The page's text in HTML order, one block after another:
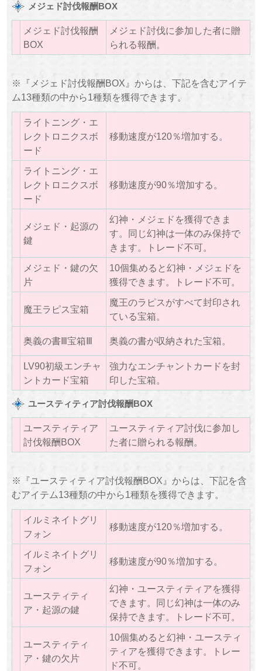
メジェド討伐報酬BOX
メジェド討伐報酬
BOX
メジェド討伐に参加した者に贈
られる報酬。
※『メジェド討伐報酬BOX』からは、下記を含むアイテ
ム13種類の中から1種類を獲得できます。
ライトニング・エ
レクトロニクスボ
ード
移動速度が120％増加する。
ライトニング・エ
レクトロニクスボ
ード
移動速度が90％増加する。
メジェド・起源の
鍵
幻神・メジェドを獲得できま
す。同じ幻神は一体のみ保持で
きます。トレード不可。
メジェド・鍵の欠
片
10個集めると幻神・メジェドを
獲得できます。トレード不可。
魔王ラピス宝箱
魔王のラピスがすべて封印され
ている宝箱。
奥義の書Ⅲ宝箱Ⅲ 奥義の書が収納された宝箱。
LV90初級エンチャ
ントカード宝箱
強力なエンチャントカードを封
印した宝箱。
ユースティティア討伐報酬BOX
ユースティティア
討伐報酬BOX
ユースティティア討伐に参加し
た者に贈られる報酬。
※『ユースティティア討伐報酬BOX』からは、下記を含
むアイテム13種類の中から1種類を獲得できます。
イルミネイトグリ
フォン
移動速度が120％増加する。
イルミネイトグリ
フォン
移動速度が90％増加する。
ユースティティ
ア・起源の鍵
幻神・ユースティティアを獲得
できます。同じ幻神は一体のみ
保持できます。トレード不可。
ユースティティ
ア・鍵の欠片
10個集めると幻神・ユースティ
ティアを獲得できます。トレー
ド不可。